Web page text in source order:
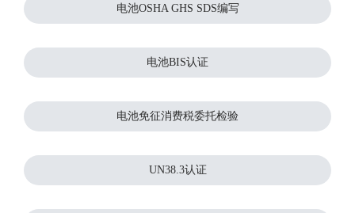
电池OSHA GHS SDS编写
电池BIS认证
电池免征消费税委托检验
UN38.3认证